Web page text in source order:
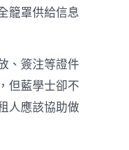
籠罩供給信息
、簽注等證件
但藍學士卻不
人應該協助做